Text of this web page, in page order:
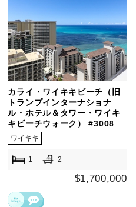
カライ・ワイキキビーチ（旧
トランプインターナショナ
ル・ホテル＆タワー・ワイキ
キビーチウォーク） #3008
ワイキキ
1 2
$1,700,000